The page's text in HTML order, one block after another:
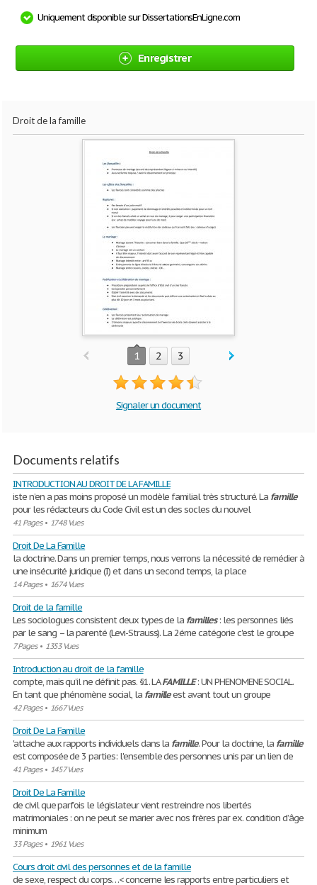
Uniquement disponible sur DissertationsEnLigne.com
Enregistrer
Droit de la famille
1 2 3
Signaler un document
Documents relatifs
INTRODUCTION AU DROIT DE LA FAMILLE
iste n’en a pas moins proposé un modèle familial très structuré. La famille
pour les rédacteurs du Code Civil est un des socles du nouvel
41 Pages• 1748 Vues
Droit De La Famille
la doctrine. Dans un premier temps, nous verrons la nécessité de remédier à
une insécurité juridique (I) et dans un second temps, la place
14 Pages• 1674 Vues
Droit de la famille
Les sociologues consistent deux types de la familles: les personnes liés
par le sang – la parenté (Levi-Strauss). La 2éme catégorie c'est le groupe
7 Pages• 1353 Vues
Introduction au droit de la famille
compte, mais qu’il ne définit pas. §1. LAFAMILLE: UN PHENOMENE SOCIAL.
En tant que phénomène social, la familleest avant tout un groupe
42 Pages• 1667 Vues
Droit De La Famille
'attache aux rapports individuels dans la famille. Pour la doctrine, la famille
est composée de 3 parties: l'ensemble des personnes unis par un lien de
41 Pages• 1457 Vues
Droit De La Famille
de civil que parfois le législateur vient restreindre nos libertés
matrimoniales : on ne peut se marier avec nos frères par ex. condition d’âge
minimum
33 Pages• 1961 Vues
Cours droit civil des personnes et de la famille
de sexe, respect du corps…< concerne les rapports entre particuliers et